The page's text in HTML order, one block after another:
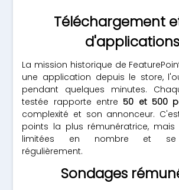
Téléchargement
d'applications
La mission historique de
une application depuis le store,
pendant quelques minutes.
testée rapporte entre 50 et 500
complexité et son annonceur.
points la plus rémunératrice,
limitées en nombre et se
régulièrement.
Sondages